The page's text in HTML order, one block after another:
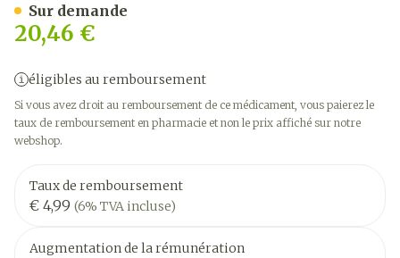
20,46 €
éligibles au remboursement
Si vous avez droit au remboursement de ce médicament, vous paierez le
taux de remboursement en pharmacie et non le prix affiché sur notre
webshop.
Taux de remboursement
€ 4,99 (6% TVA incluse)
Augmentation de la rémunération
Sur demande